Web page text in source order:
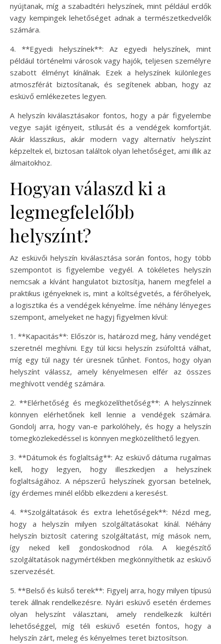
nyújtanak, míg a szabadtéri helyszínek, mint például erdők
vagy kempingek lehetőséget adnak a természetkedvelők
számára.
4. **Egyedi helyszínek**: Az egyedi helyszínek, mint
például történelmi városok vagy hajók, teljesen személyre
szabott élményt kínálnak. Ezek a helyszínek különleges
atmoszférát biztosítanak, és segítenek abban, hogy az
esküvő emlékezetes legyen.
A helyszín kiválasztásakor fontos, hogy a pár figyelembe
vegye saját igényeit, stílusát és a vendégek komfortját.
Akár klasszikus, akár modern vagy alternatív helyszínt
képzeltek el, biztosan találtok olyan lehetőséget, ami illik az
álmaitokhoz.
Hogyan válaszd ki a
legmegfelelőbb
helyszínt?
Az esküvői helyszín kiválasztása során fontos, hogy több
szempontot is figyelembe vegyél. A tökéletes helyszín
nemcsak a kívánt hangulatot biztosítja, hanem megfelel a
praktikus igényeknek is, mint a költségvetés, a férőhelyek,
a logisztika és a vendégek kényelme. Íme néhány lényeges
szempont, amelyeket ne hagyj figyelmen kívül:
1. **Kapacitás**: Először is, határozd meg, hány vendéget
szeretnél meghívni. Egy túl kicsi helyszín zsúfolttá válhat,
míg egy túl nagy tér üresnek tűnhet. Fontos, hogy olyan
helyszínt válassz, amely kényelmesen elfér az összes
meghívott vendég számára.
2. **Elérhetőség és megközelíthetőség**: A helyszínnek
könnyen elérhetőnek kell lennie a vendégek számára.
Gondolj arra, hogy van-e parkolóhely, és hogy a helyszín
tömegközlekedéssel is könnyen megközelíthető legyen.
3. **Dátumok és foglaltság**: Az esküvő dátuma rugalmas
kell, hogy legyen, hogy illeszkedjen a helyszínek
foglaltságához. A népszerű helyszínek gyorsan betelnek,
így érdemes minél előbb elkezdeni a keresést.
4. **Szolgáltatások és extra lehetőségek**: Nézd meg,
hogy a helyszín milyen szolgáltatásokat kínál. Néhány
helyszín biztosít catering szolgáltatást, míg mások nem,
így neked kell gondoskodnod róla. A kiegészítő
szolgáltatások nagymértékben megkönnyíthetik az esküvő
szervezését.
5. **Belső és külső terek**: Figyelj arra, hogy milyen típusú
terek állnak rendelkezésre. Nyári esküvő esetén érdemes
olyan helyszínt választani, amely rendelkezik kültéri
lehetőséggel, míg téli esküvő esetén fontos, hogy a
helyszín zárt, meleg és kényelmes teret biztosítson.